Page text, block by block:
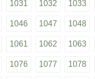
1031 1032 1033
1046 1047 1048
1061 1062 1063
1076 1077 1078